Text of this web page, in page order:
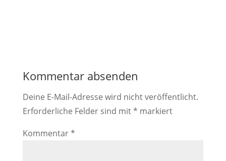
Kommentar absenden
Deine E-Mail-Adresse wird nicht veröffentlicht.
Erforderliche Felder sind mit* markiert
Kommentar*